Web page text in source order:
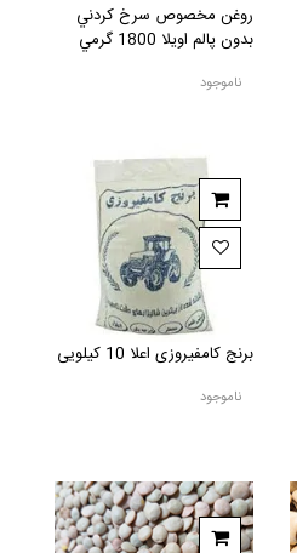
روغن مخصوص سرخ کردني
بدون پالم اويلا 1800 گرمي
ناموجود
برنج کامفیروزی اعلا 10 کیلویی
ناموجود